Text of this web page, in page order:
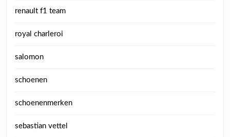
renault f1 team
royal charleroi
salomon
schoenen
schoenenmerken
sebastian vettel